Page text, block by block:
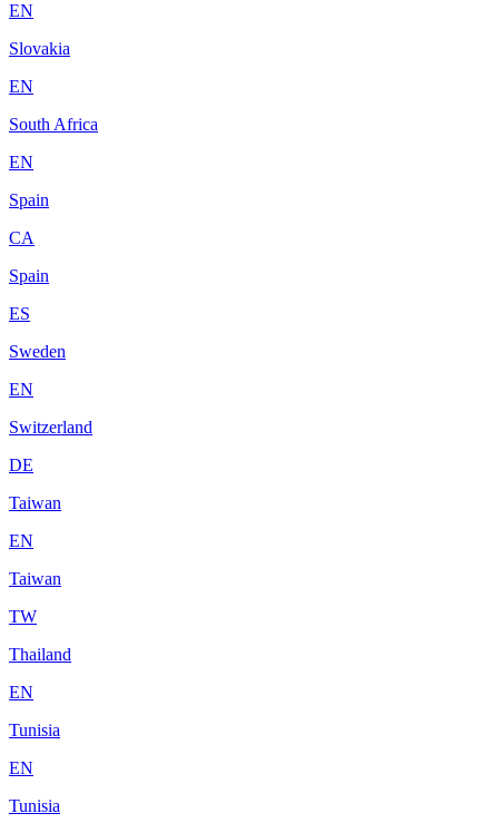
EN
Slovakia
EN
South Africa
EN
Spain
CA
Spain
ES
Sweden
EN
Switzerland
DE
Taiwan
EN
Taiwan
TW
Thailand
EN
Tunisia
EN
Tunisia